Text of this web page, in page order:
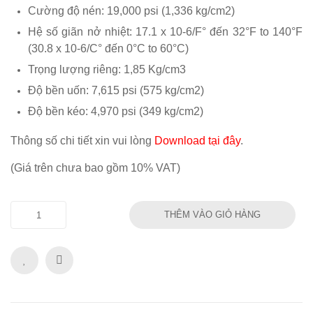
Cường độ nén: 19,000 psi (1,336 kg/cm2)
Hệ số giãn nở nhiệt: 17.1 x 10-6/F° đến 32°F to 140°F
(30.8 x 10-6/C° đến 0°C to 60°C)
Trọng lượng riêng: 1,85 Kg/cm3
Độ bền uốn: 7,615 psi (575 kg/cm2)
Độ bền kéo: 4,970 psi (349 kg/cm2)
Thông số chi tiết xin vui lòng Download tại đây.
(Giá trên chưa bao gồm 10% VAT)
THÊM VÀO GIỎ HÀNG